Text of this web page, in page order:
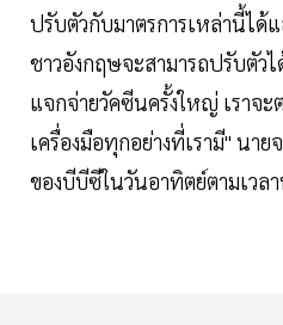
ปรับตัวกับมาตรการเหล่านี้ได้
ชาวอังกฤษจะสามารถปรับตัว
แจกจ่ายวัคซีนครั้งใหญ่ เราจะ
เครื่องมือทุกอย่างที่เรามี" นา
ของบีบีซีในวันอาทิตย์ตามเ